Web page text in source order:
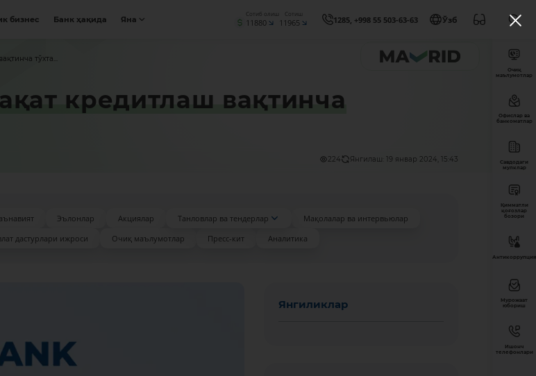
бизнес Банк ҳақида Яна
Сотиб олиш
11880
Сотиш
11965 1285, +998 55 503-63-63 Ўзб
тўхта...
кредитлаш вақтинча
224 Янгилаш: 19 январ 2024, 15:43
Эълонлар Акциялар Танловлар ва тендерлар
Мақолалар ва интервьюлар
дастурлари ижроси Очиқ маълумотлар Пресс-кит Аналитика
Янгиликлар
Очиқ
маълумотлар
Офислар ва
банкоматлар
Савдодаги
мулклар
Қимматли
қоғозлар
бозори
Антикоррупция
Мурожаат
юбориш
Ишонч
телефонлари